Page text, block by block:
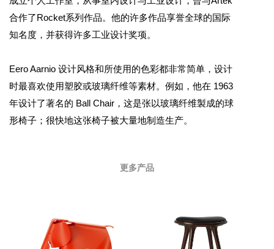
合作了Rocket系列作品。他的许多作品享誉全球的国际
知名度，并获得许多工业设计奖项。
Eero Aarnio 设计风格和所使用的色彩都非常简单，设计
时最喜欢使用塑胶或玻璃纤维等素材。例如，他在 1963
年设计了著名的 Ball Chair，这是张以玻璃纤维製成的球
形椅子；很快地这张椅子被大量地制造生产。
更多产品